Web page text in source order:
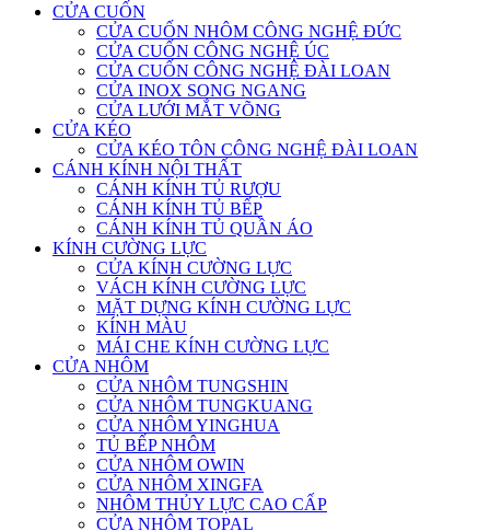
CỬA CUỐN
CỬA CUỐN NHÔM CÔNG NGHỆ ĐỨC
CỬA CUỐN CÔNG NGHỆ ÚC
CỬA CUỐN CÔNG NGHỆ ĐÀI LOAN
CỬA INOX SONG NGANG
CỬA LƯỚI MẮT VÕNG
CỬA KÉO
CỬA KÉO TÔN CÔNG NGHỆ ĐÀI LOAN
CÁNH KÍNH NỘI THẤT
CÁNH KÍNH TỦ RƯỢU
CÁNH KÍNH TỦ BẾP
CÁNH KÍNH TỦ QUẦN ÁO
KÍNH CƯỜNG LỰC
CỬA KÍNH CƯỜNG LỰC
VÁCH KÍNH CƯỜNG LỰC
MẶT DỰNG KÍNH CƯỜNG LỰC
KÍNH MÀU
MÁI CHE KÍNH CƯỜNG LỰC
CỬA NHÔM
CỬA NHÔM TUNGSHIN
CỬA NHÔM TUNGKUANG
CỬA NHÔM YINGHUA
TỦ BẾP NHÔM
CỬA NHÔM OWIN
CỬA NHÔM XINGFA
NHÔM THỦY LỰC CAO CẤP
CỬA NHÔM TOPAL